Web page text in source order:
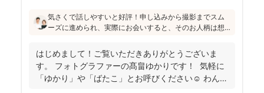
気さくで話しやすいと好評！申し込みから撮影までスム
ーズに進められ、実際にお会いすると、そのお人柄は想
フォトの研修をしっかり受講され、ウェディング業界経
験もあり、赤ちゃんから大人まで安心してお写りいただ
けます♪
はじめまして！ご覧いただきありがとうございま
す。 フォトグラファーの髙畠ゆかりです！ 気軽に
「ゆかり」や「ばたこ」とお呼びください☺︎ わんぱ